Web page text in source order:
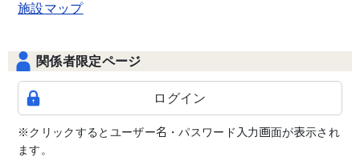
施設マップ
関係者限定ページ
ログイン
※クリックするとユーザー名・パスワード入力画面が表示され
ます。